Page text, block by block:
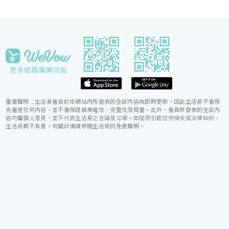
重要聲明：生活易會員於本網站內所發表的全部內容為即時更新，因此生活易不會預
先審查任何內容，並不會保證其準確性、完整性及質量。此外，會員所發表的全部內
容均屬個人意見，並不代表生活易之言論及立場。如從而引起任何損失或法律糾紛，
生活易概不負責。有關詳情請參閱生活易的免責聲明。